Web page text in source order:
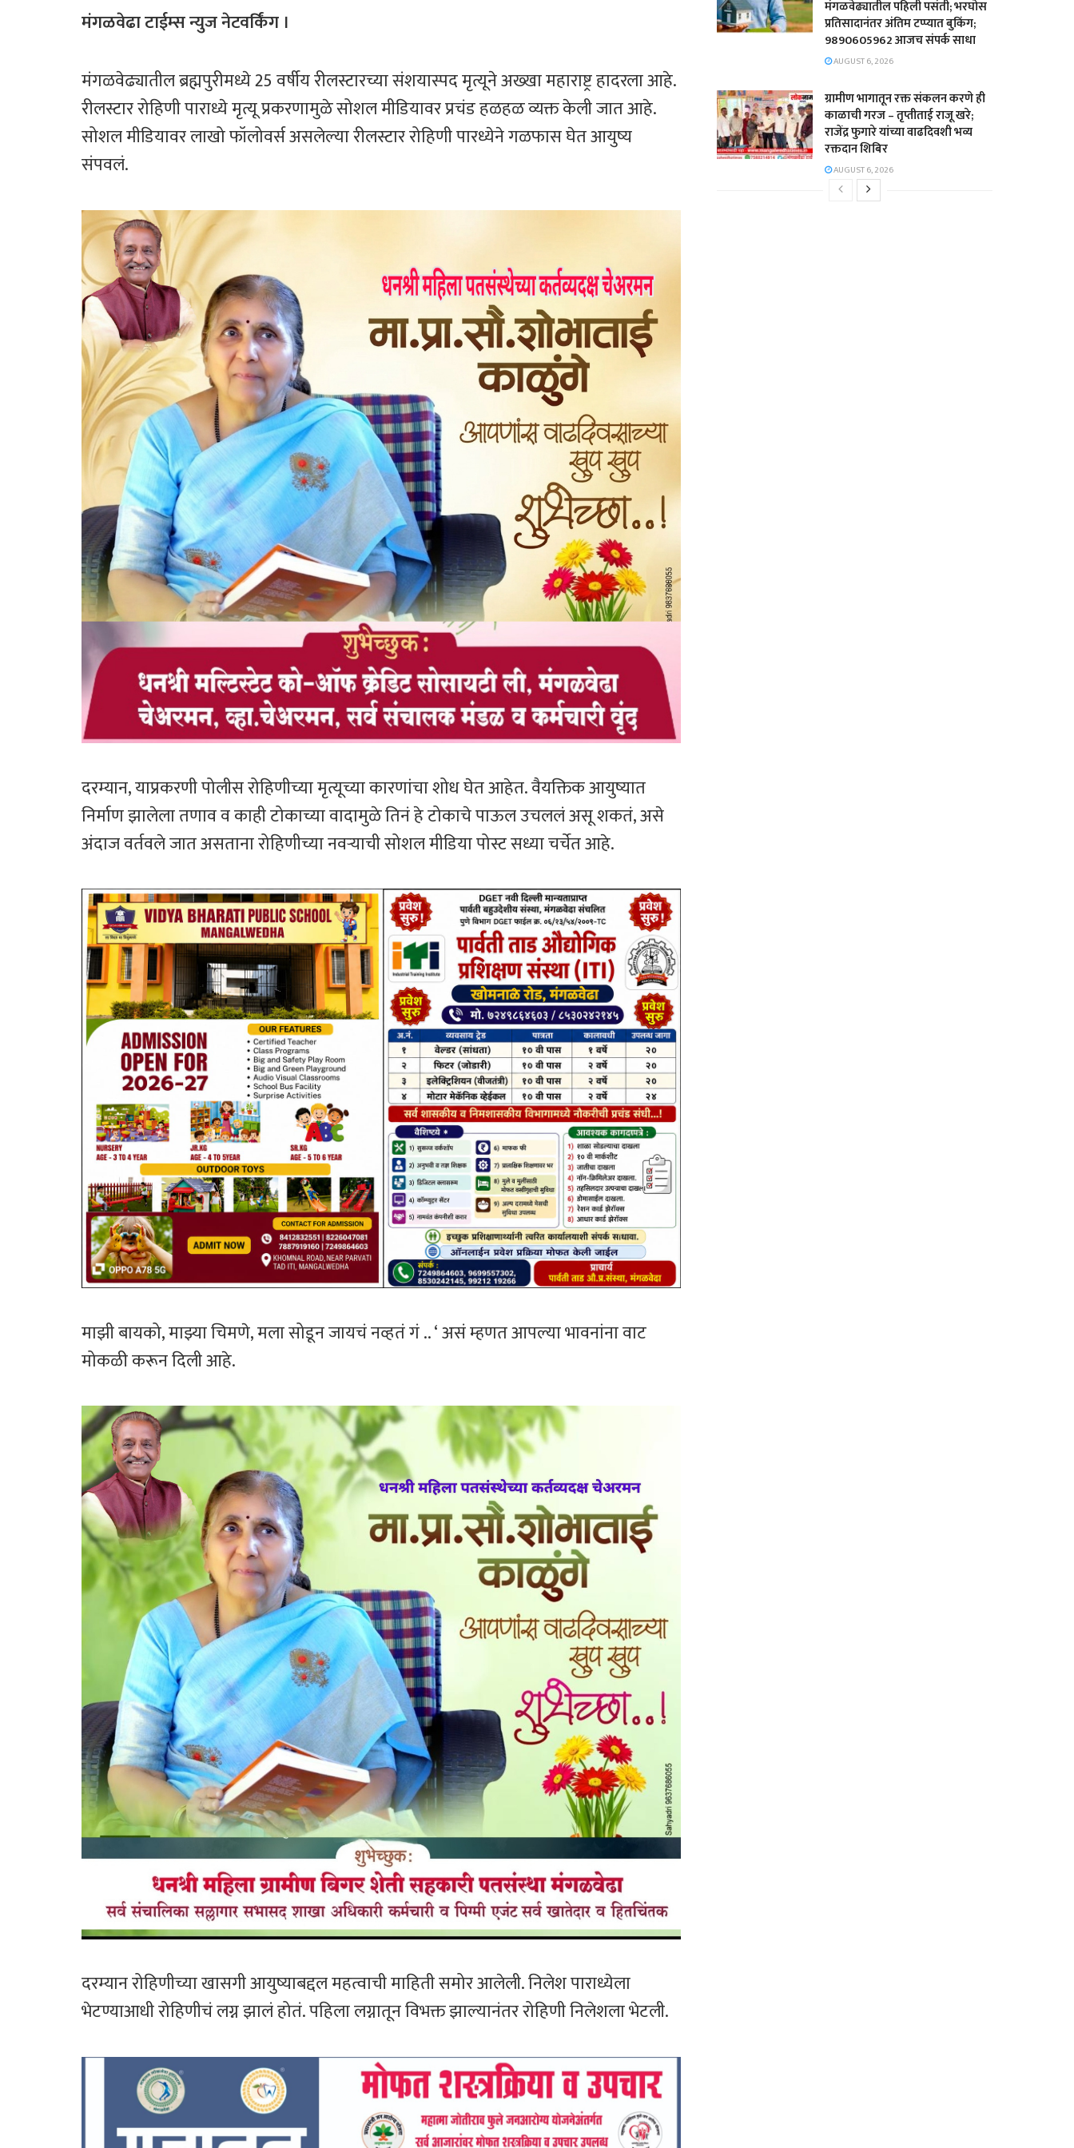
b
ok
tt at
p
p
e
मंगळवेढा टाईम्स न्युज नेटवर्किंग ।
मंगळवेढ्यातील ब्रह्मपुरीमध्ये 25 वर्षीय रीलस्टारच्या संशयास्पद मृत्यूने अख्खा महाराष्ट्र हादरला आहे.
रीलस्टार रोहिणी पाराध्ये मृत्यू प्रकरणामुळे सोशल मीडियावर प्रचंड हळहळ व्यक्त केली जात आहे.
सोशल मीडियावर लाखो फॉलोवर्स असलेल्या रीलस्टार रोहिणी पारध्येने गळफास घेत आयुष्य
संपवलं.
दरम्यान, याप्रकरणी पोलीस रोहिणीच्या मृत्यूच्या कारणांचा शोध घेत आहेत. वैयक्तिक आयुष्यात
निर्माण झालेला तणाव व काही टोकाच्या वादामुळे तिनं हे टोकाचे पाऊल उचललं असू शकतं, असे
अंदाज वर्तवले जात असताना रोहिणीच्या नवऱ्याची सोशल मीडिया पोस्ट सध्या चर्चेत आहे.
माझी बायको, माझ्या चिमणे, मला सोडून जायचं नव्हतं गं .. ‘ असं म्हणत आपल्या भावनांना वाट
मोकळी करून दिली आहे.
दरम्यान रोहिणीच्या खासगी आयुष्याबद्दल महत्वाची माहिती समोर आलेली. निलेश पाराध्येला
भेटण्याआधी रोहिणीचं लग्न झालं होतं. पहिला लग्नातून विभक्त झाल्यानंतर रोहिणी निलेशला भेटली.
मंगळवेढ्यातील पहिली पसंती; भरघोस
प्रतिसादानंतर अंतिम टप्प्यात बुकिंग;
9890605962 आजच संपर्क साधा
AUGUST 6, 2026
ग्रामीण भागातून रक्त संकलन करणे ही
काळाची गरज – तृप्तीताई राजू खरे;
राजेंद्र फुगारे यांच्या वाढदिवशी भव्य
रक्तदान शिबिर
AUGUST 6, 2026